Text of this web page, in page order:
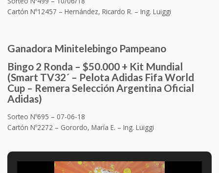
Cartón Nº12457 – Hernández, Ricardo R. – Ing. Luiggi
Ganadora Minitelebingo Pampeano
Bingo 2 Ronda – $50.000 + Kit Mundial
(Smart TV32´ – Pelota Adidas Fifa World
Cup – Remera Selección Argentina Oficial
Adidas)
Sorteo Nº695 – 07-06-18
Cartón Nº2272 – Gorordo, María E. – Ing. Luiggi